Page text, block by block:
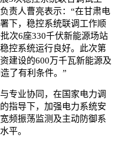
责人曹亮表示：“在甘肃电
下，稳控系统联调工作顺
次6座330千伏新能源场站
控系统运行良好。此次第
建设的600万千瓦新能源及
了有利条件。”
专业协同，在国家电力调
指导下，加强电力系统安
频振荡监测及主动防御系
平。